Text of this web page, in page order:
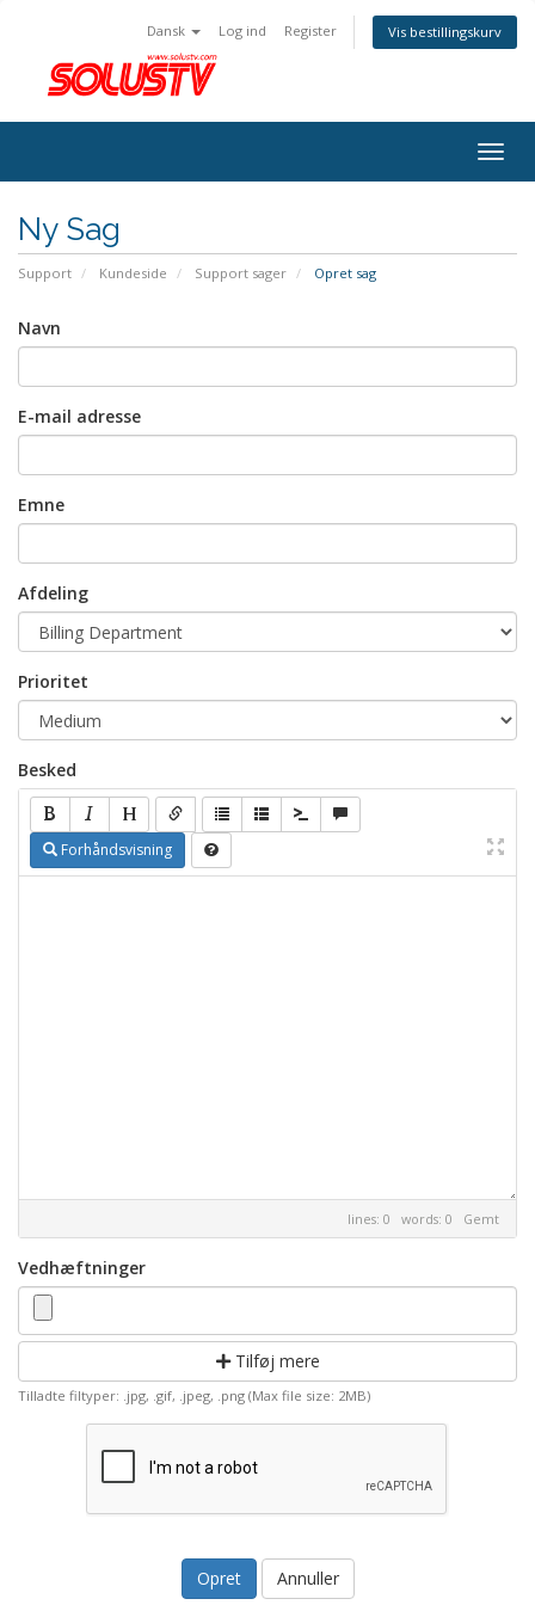
Dansk Log ind Register Vis bestillingskurv
Ny Sag
Support Kundeside Support sager Opret sag
Navn
E-mail adresse
Emne
Afdeling
Prioritet
Besked
Forhåndsvisning
lines: 0 words: 0 Gemt
Vedhæftninger
Tilføj mere
Tilladte filtyper: .jpg, .gif, .jpeg, .png (Max file size: 2MB)
Annuller